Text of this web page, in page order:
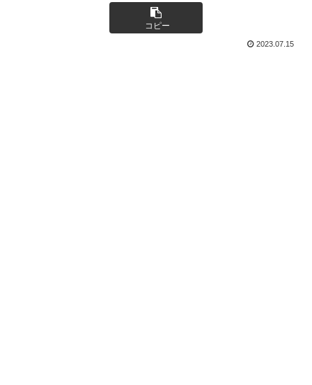
コピー
2023.07.15